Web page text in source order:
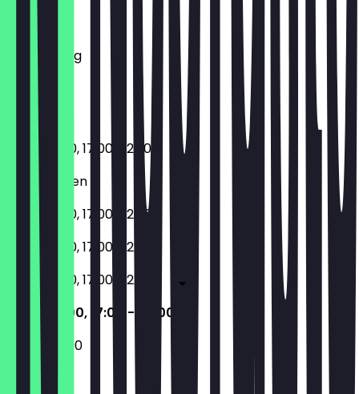
Dienstag
Mittwoch
Donnerstag
Freitag
Samstag
Sonntag
11:00 - 15:00, 17:00 - 22:00
Geschlossen
11:00 - 15:00, 17:00 - 22:00
11:00 - 15:00, 17:00 - 22:00
11:00 - 15:00, 17:00 - 22:00
11:00 - 15:00, 17:00 - 22:00
12:00 - 22:00